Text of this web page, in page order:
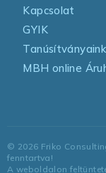
Kapcsolat
GYIK
Tanúsítványaink
MBH online
© 2026 Friko
fenntartva!
A weboldalon